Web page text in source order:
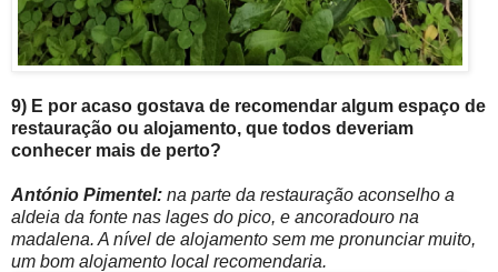
9) E por acaso gostava de recomendar algum espaço de
restauração ou alojamento, que todos deveriam
conhecer mais de perto?
António Pimentel: na parte da restauração aconselho a
aldeia da fonte nas lages do pico, e ancoradouro na
madalena. A nível de alojamento sem me pronunciar muito,
um bom alojamento local recomendaria.